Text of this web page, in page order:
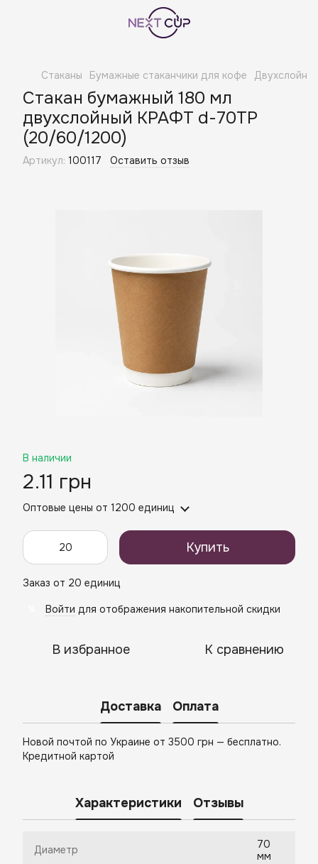
Стаканы Бумажные стаканчики для кофе
Стакан бумажный 180 мл
двухслойный КРАФТ d-70TP
(20/60/1200)
Артикул: 100117 Оставить отзыв
В наличии
2.11 грн
Оптовые цены от 1200 единиц
Купить
Заказ от 20 единиц
Войти для отображения накопительной скидки
В избранное К сравнению
Доставка Оплата
Новой почтой по Украине от 3500 грн — бесплатно.
Кредитной картой
Характеристики Отзывы
Диаметр
70
мм